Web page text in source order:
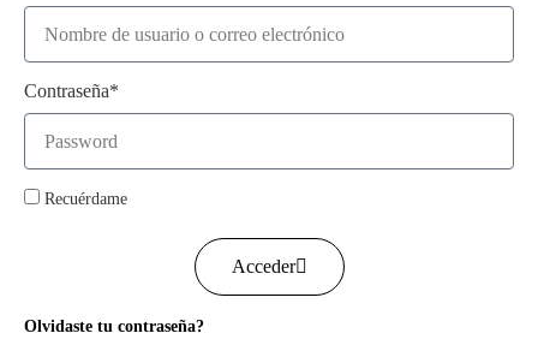
Contraseña*
Recuérdame
Acceder
Olvidaste tu contraseña?